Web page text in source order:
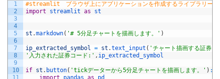
1
2
3
4
5
6
7
8
9
10
#streamlit　ブラウザ上にアプリケーションを作成するライプラリーを
import
streamlit as st
st .markdown( '# 5分足チャートを描画します。' )
ip_extracted_symbol = st .text_input ( 'チャート描画する証券
'入力された証券コード:' , ip_extracted_symbol
if st . button( 'tickデーターから5分足チャートを描画します。' ) :